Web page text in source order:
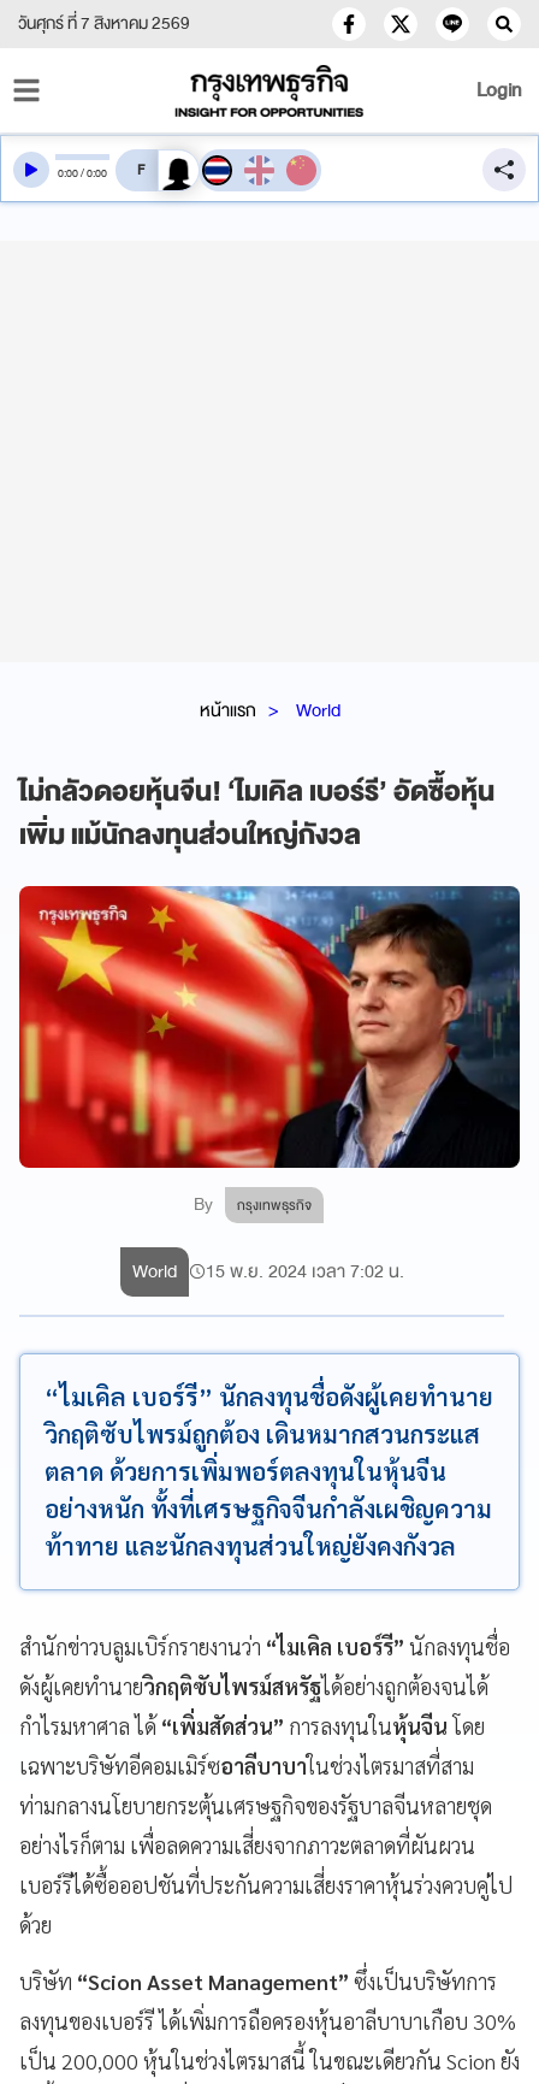
วันศุกร์ ที่ 7 สิงหาคม 2569
Login
หน้าแรก World
ไม่กลัวดอยหุ้นจีน! ‘ไมเคิล เบอร์รี’ อัดซื้อหุ้น
เพิ่ม แม้นักลงทุนส่วนใหญ่กังวล
By กรุงเทพธุรกิจ
0:00/0:00 สลับเสียงอ่าน
World 15 พ.ย. 2024 เวลา 7:02 น.
“ไมเคิล เบอร์รี” นักลงทุนชื่อดังผู้เคยทำนาย
วิกฤติซับไพรม์ถูกต้อง เดินหมากสวนกระแส
ตลาด ด้วยการเพิ่มพอร์ตลงทุนในหุ้นจีน
อย่างหนัก ทั้งที่เศรษฐกิจจีนกำลังเผชิญความ
ท้าทาย และนักลงทุนส่วนใหญ่ยังคงกังวล
สำนักข่าวบลูมเบิร์กรายงานว่า “ไมเคิล เบอร์รี” นักลงทุนชื่อ
ดังผู้เคยทำนายวิกฤติซับไพรม์สหรัฐได้อย่างถูกต้องจนได้
กำไรมหาศาล ได้ “เพิ่มสัดส่วน” การลงทุนในหุ้นจีนโดย
เฉพาะบริษัทอีคอมเมิร์ซอาลีบาบาในช่วงไตรมาสที่สาม
ท่ามกลางนโยบายกระตุ้นเศรษฐกิจของรัฐบาลจีนหลายชุด
อย่างไรก็ตาม เพื่อลดความเสี่ยงจากภาวะตลาดที่ผันผวน
เบอร์รีได้ซื้อออปชันที่ประกันความเสี่ยงราคาหุ้นร่วงควบคู่ไป
ด้วย
บริษัท “Scion Asset Management” ซึ่งเป็นบริษัทการ
ลงทุนของเบอร์รี ได้เพิ่มการถือครองหุ้นอาลีบาบาเกือบ 30%
เป็น 200,000 หุ้นในช่วงไตรมาสนี้ ในขณะเดียวกัน Scion ยัง